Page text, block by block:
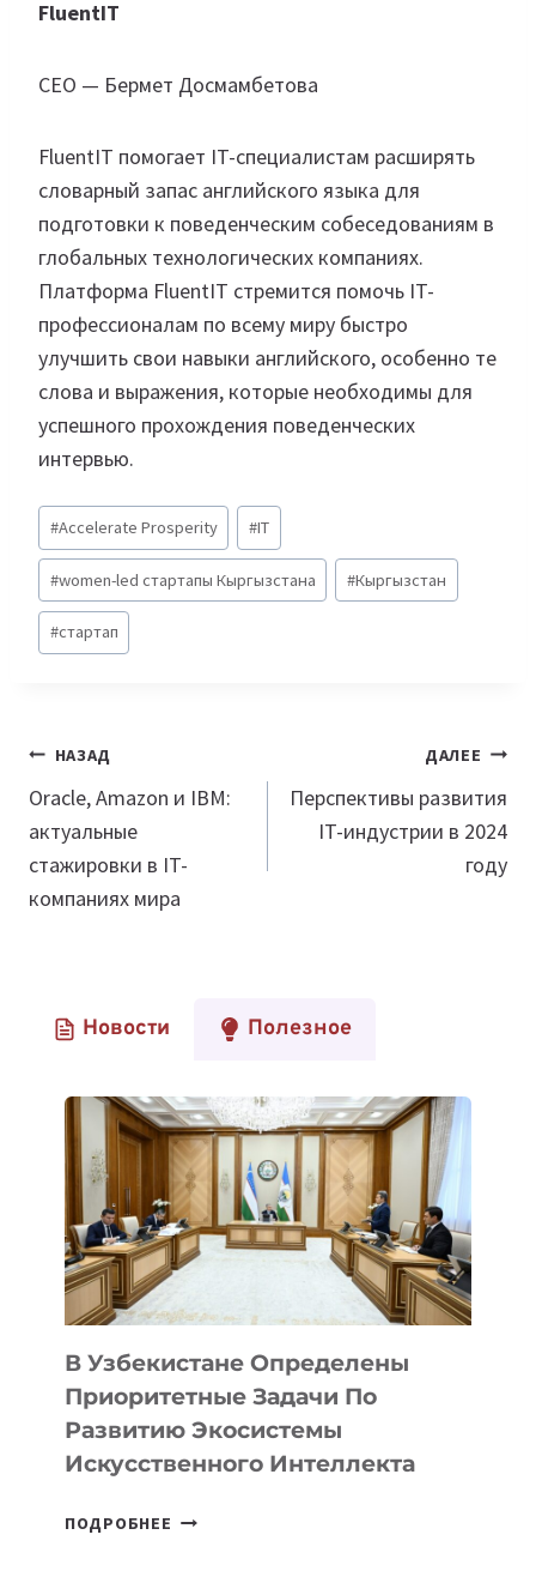
FluentIT
СЕО — Бермет Досмамбетова
FluentIT помогает IT-специалистам расширять
словарный запас английского языка для
подготовки к поведенческим собеседованиям в
глобальных технологических компаниях.
Платформа FluentIT стремится помочь IT-
профессионалам по всему миру быстро
улучшить свои навыки английского, особенно те
слова и выражения, которые необходимы для
успешного прохождения поведенческих
интервью.
Метки
записи:
#Accelerate Prosperity #IT
#women-led стартапы Кыргызстана #Кыргызстан
#стартап
Навигация
по
записям
НАЗАД
Oracle, Amazon и IBM:
актуальные
стажировки в IT-
компаниях мира
ДАЛЕЕ
Перспективы развития
IT-индустрии в 2024
году
Новости Полезное
В Узбекистане Определены
Приоритетные Задачи По
Развитию Экосистемы
Искусственного Интеллекта
ПОДРОБНЕЕ